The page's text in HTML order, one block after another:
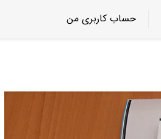
حساب کاربری من